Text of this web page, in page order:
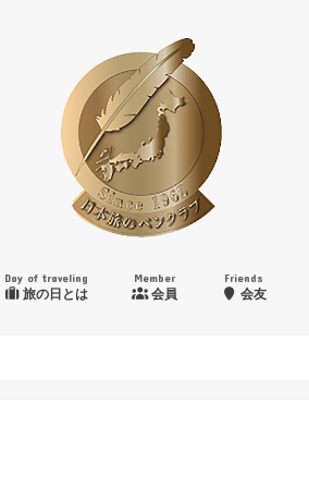
Day of traveling
旅の日とは
Member
会員
Friends
会友